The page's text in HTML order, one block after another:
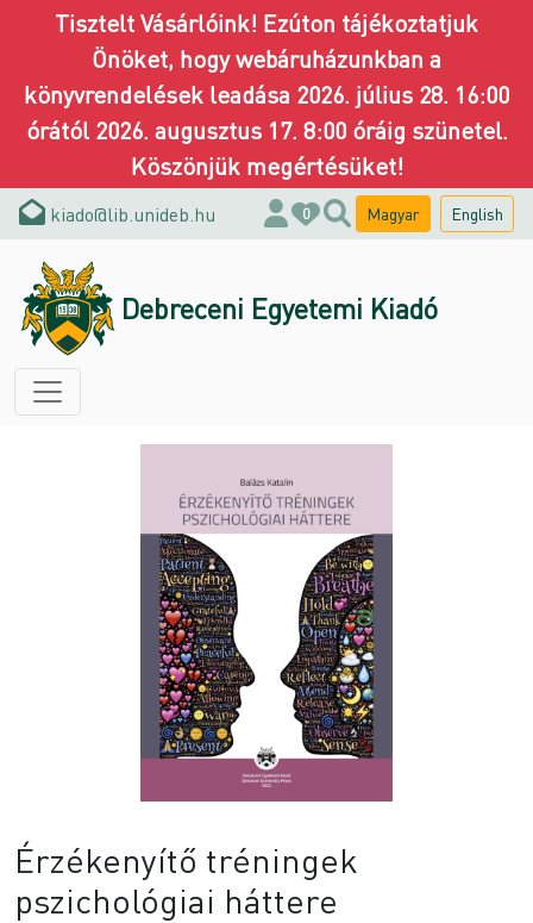
Tisztelt Vásárlóink! Ezúton tájékoztatjuk
Önöket, hogy webáruházunkban a
könyvrendelések leadása 2026. július 28. 16:00
órától 2026. augusztus 17. 8:00 óráig szünetel.
Köszönjük megértésüket!
kiado@lib.unideb.hu 0 Magyar English
Debreceni Egyetemi Kiadó
Érzékenyítő tréningek
pszichológiai háttere